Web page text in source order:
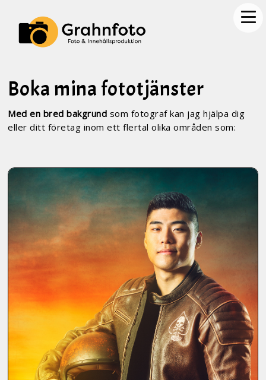
Boka mina fototjänster
Med en bred bakgrund som fotograf kan jag hjälpa dig
eller ditt företag inom ett flertal olika områden som: